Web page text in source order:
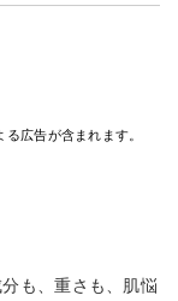
広告が含まれます。
も、重さも、肌悩